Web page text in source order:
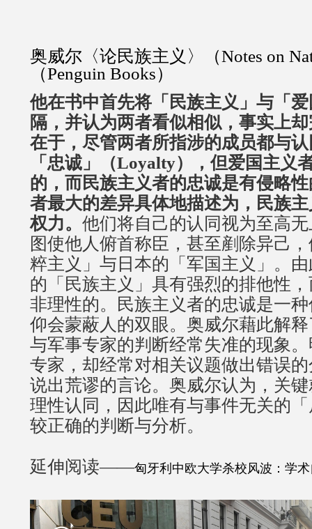
奥威尔〈论民族主义〉（Notes on
（Penguin Books）
他在书中首先将「民族主义」与「
隔，并认为两者看似相似，事实上
在于，尽管两者所指涉的成员都与
「忠诚」（Loyalty），但爱国主义
的，而民族主义者的忠诚是有侵略
者最大的差异具体地描述为，民族
权力。 他们将自己的认同视为至高
图使他人俯首称臣，甚至剷除异己
粹主义」与日本的「军国主义」。
的「民族主义」具有强烈的排他性
非理性的。民族主义者的忠诚是一
仰会蒙蔽人的双眼。奥威尔藉此解
与军事专家的判断经常失准的现象
专家，却经常对相关议题做出错误
说出荒谬的言论。奥威尔认为，关
理性认同，因此唯有与事件无关的
较正确的判断与分析。
延伸阅读——匈牙利中欧大学杀校风波：学